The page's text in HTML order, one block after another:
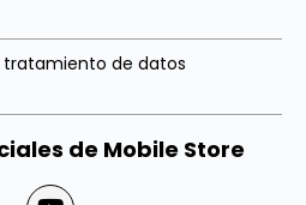
tratamiento de datos
de Mobile Store